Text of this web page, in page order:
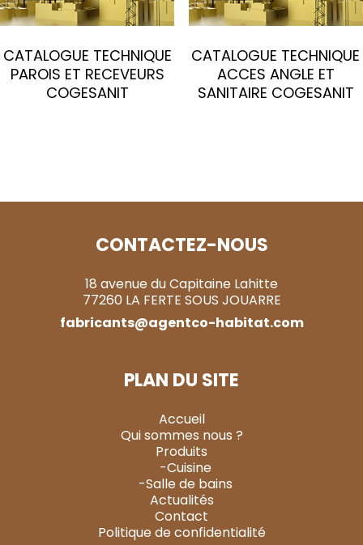
CATALOGUE TECHNIQUE
PAROIS ET RECEVEURS
COGESANIT
CATALOGUE TECHNIQUE
ACCES ANGLE ET
SANITAIRE COGESANIT
CONTACTEZ-NOUS
18 avenue du Capitaine Lahitte
77260 LA FERTE SOUS JOUARRE
fabricants@agentco-habitat.com
PLAN DU SITE
Accueil
Qui sommes nous ?
Produits
-Cuisine
-Salle de bains
Actualités
Contact
Politique de confidentialité